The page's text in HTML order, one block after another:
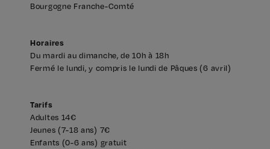
Bourgogne Franche-Comté
Horaires
Du mardi au dimanche, de 10h à 18h
Fermé le lundi, y compris le lundi de Pâques (6 avril)
Tarifs
Adultes 14€
Jeunes (7-18 ans) 7€
Enfants (0-6 ans) gratuit